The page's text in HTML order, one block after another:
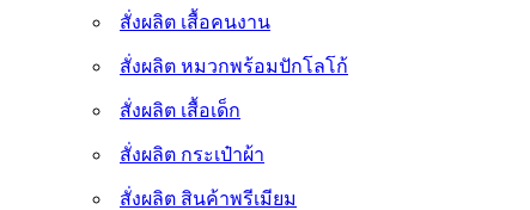
สั่งผลิต เสื้อคนงาน
สั่งผลิต หมวกพร้อมปักโลโก้
สั่งผลิต เสื้อเด็ก
สั่งผลิต กระเป๋าผ้า
สั่งผลิต สินค้าพรีเมียม